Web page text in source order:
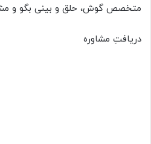
متخصص گوش، حلق و بینی بگو و
دریافتِ مشاوره